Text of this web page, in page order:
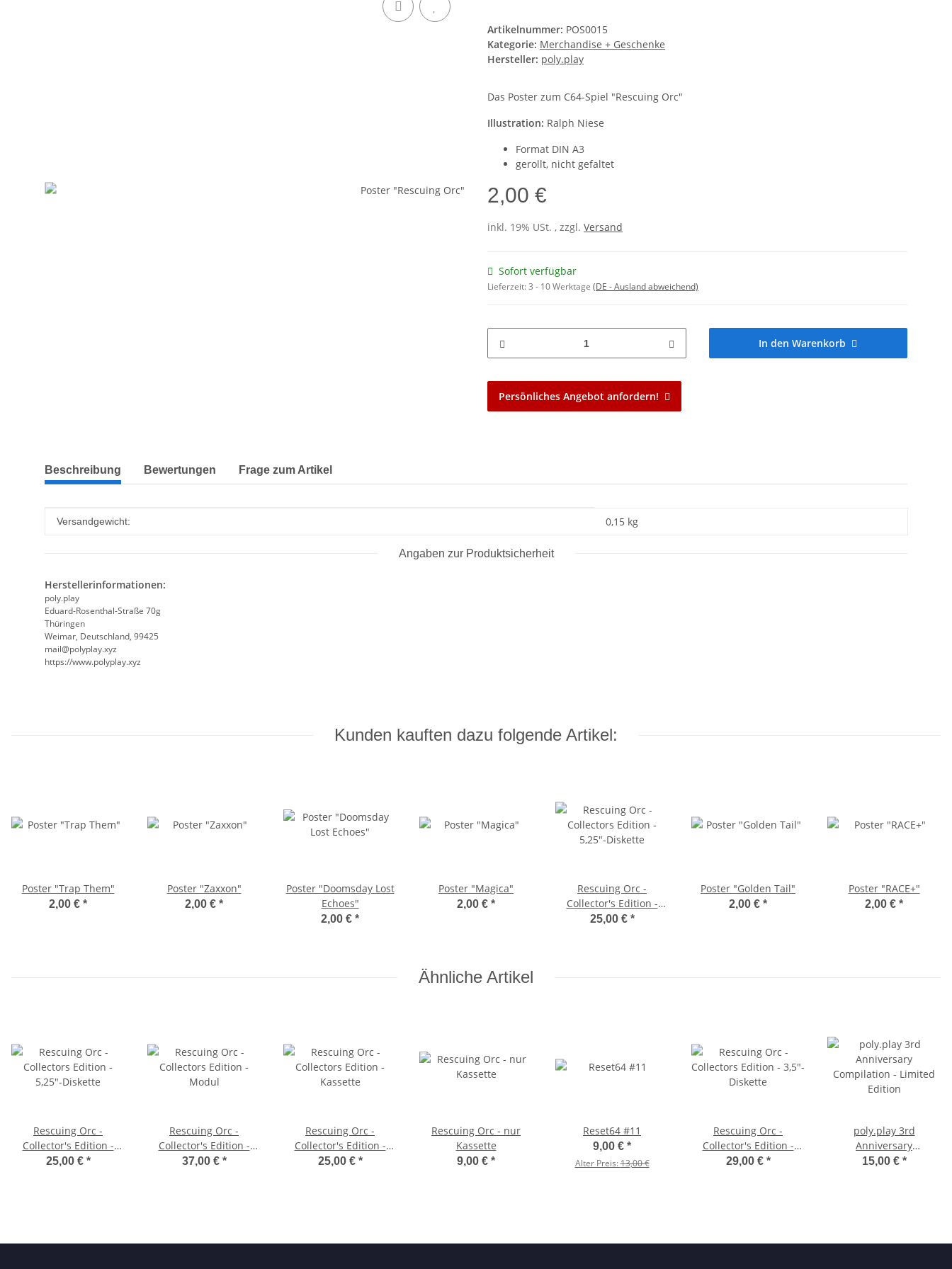
Artikelnummer: POS0015
Kategorie: Merchandise + Geschenke
Hersteller: poly.play
Das Poster zum C64-Spiel "Rescuing Orc"
Illustration: Ralph Niese
Format DIN A3
gerollt, nicht gefaltet
2,00 €
inkl. 19% USt. , zzgl. Versand
Sofort verfügbar
Lieferzeit:3 - 10 Werktage (DE - Ausland abweichend)
In den Warenkorb
Persönliches Angebot anfordern!
weitere Registerkarten anzeigen
Beschreibung Bewertungen Frage zum Artikel
Produkteigenschaft
Wert
Versandgewicht: 0,15 kg
Angaben zur Produktsicherheit
Herstellerinformationen:
poly.play
Eduard-Rosenthal-Straße 70g
Thüringen
Weimar, Deutschland, 99425
mail@polyplay.xyz
https://www.polyplay.xyz
Kunden kauften dazu folgende Artikel:
Poster "Trap Them"
2,00 € *
Poster "Zaxxon"
2,00 € *
Poster "Doomsday Lost
Echoes"
2,00 € *
Poster "Magica"
2,00 € *
Rescuing Orc -
Collector's Edition -
5,25"-Diskette
25,00 € *
Poster "Golden Tail"
2,00 € *
Poster "RACE+"
2,00 € *
Ähnliche Artikel
Rescuing Orc -
Collector's Edition -
5,25"-Diskette
25,00 € *
Rescuing Orc -
Collector's Edition -
Modul
37,00 € *
Rescuing Orc -
Collector's Edition -
Kassette
25,00 € *
Rescuing Orc - nur
Kassette
9,00 € *
Reset64 #11
9,00 € *
Alter Preis:13,00 €
Rescuing Orc -
Collector's Edition -
3,5"-Diskette
29,00 € *
poly.play 3rd
Anniversary
Compilation - Limited
15,00 € *